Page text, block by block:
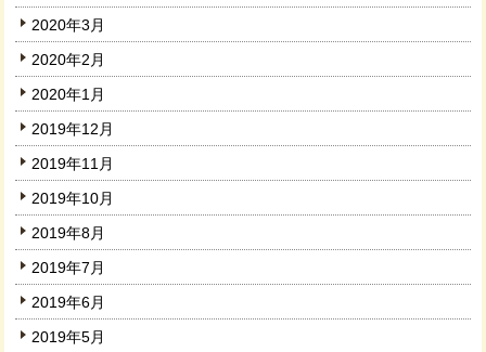
2020年3月
2020年2月
2020年1月
2019年12月
2019年11月
2019年10月
2019年8月
2019年7月
2019年6月
2019年5月